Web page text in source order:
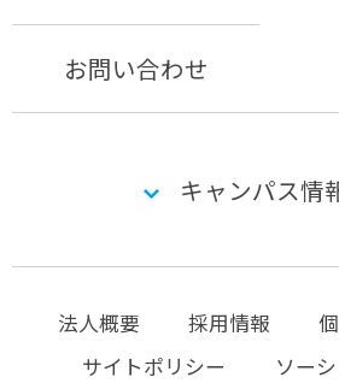
お問い合わせ
キャンパス情
法人概要 採用情報
サイトポリシー
ソー